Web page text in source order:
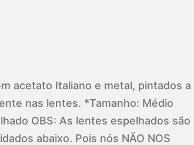
acetato Italiano e metal, pintados a
nas lentes. *Tamanho: Médio
OBS: As lentes espelhados são
abaixo. Pois nós NÃO NOS